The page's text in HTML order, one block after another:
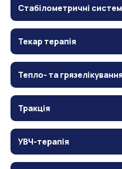
Стабілометричні
Текар терапія
Тепло- та
Тракція
УВЧ-терапія